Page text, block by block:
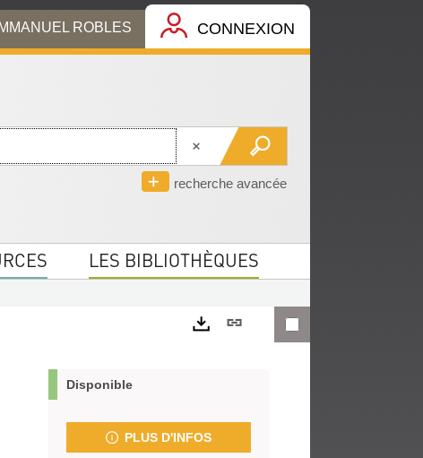
ROBLES CONNEXION
recherche avancée
LES BIBLIOTHÈQUES
Lien
Disponible
PLUS D'INFOS